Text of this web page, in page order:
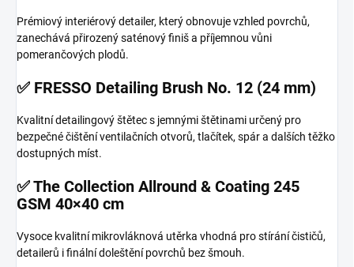
Prémiový interiérový detailer, který obnovuje vzhled povrchů,
zanechává přirozený saténový finiš a příjemnou vůni
pomerančových plodů.
✅ FRESSO Detailing Brush No. 12 (24 mm)
Kvalitní detailingový štětec s jemnými štětinami určený pro
bezpečné čištění ventilačních otvorů, tlačítek, spár a dalších těžko
dostupných míst.
✅ The Collection Allround & Coating 245
GSM 40×40 cm
Vysoce kvalitní mikrovláknová utěrka vhodná pro stírání čističů,
detailerů i finální doleštění povrchů bez šmouh.